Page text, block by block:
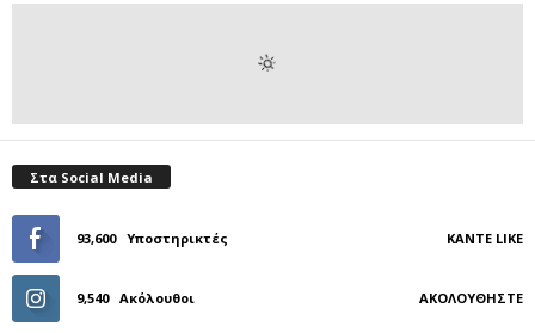
Στα Social Media
93,600 Υποστηρικτές ΚΆΝΤΕ LIKE
9,540 Ακόλουθοι ΑΚΟΛΟΥΘΉΣΤΕ